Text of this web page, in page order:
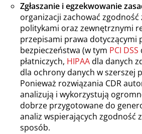
Zgłaszanie i egzekwowanie
organizacji zachować zgodność
politykami oraz zewnętrznymi
przepisami prawa dotyczącymi
bezpieczeństwa (w tym PCI DSS
płatniczych, HIPAAdla danych
dla ochrony danych w szerszej
Ponieważ rozwiązania CDR
analizują i wykorzystują
dobrze przygotowane do
analiz wspierających zgodność
sposób.